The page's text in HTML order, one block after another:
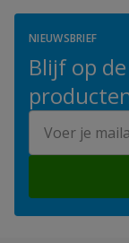
NIEUWSBRIEF
Blijf op